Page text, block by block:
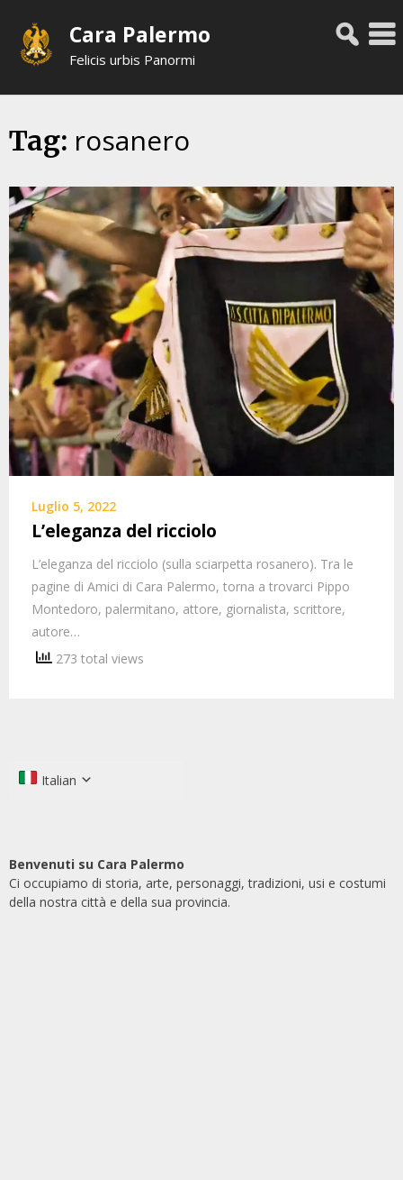
content
Cara Palermo
Felicis urbis Panormi
Tag: rosanero
Luglio 5, 2022
L’eleganza del ricciolo
L’eleganza del ricciolo (sulla sciarpetta rosanero). Tra le
pagine di Amici di Cara Palermo, torna a trovarci Pippo
Montedoro, palermitano, attore, giornalista, scrittore,
autore…
273 total views
Italian
Benvenuti su Cara Palermo
Ci occupiamo di storia, arte, personaggi, tradizioni, usi e costumi
della nostra città e della sua provincia.